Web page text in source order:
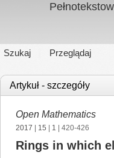
Szukaj Przeglądaj
Artykuł - szczegóły
Open Mathematics
2017 15 1 | 420-426
Rings in which